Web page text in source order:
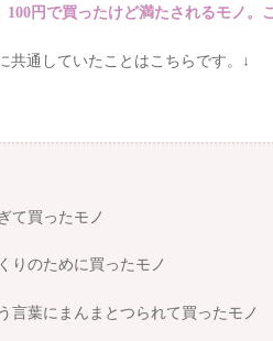
円で買ったけど満たされるモノ。
共通していたことはこちらです。↓
て買ったモノ
のために買ったモノ
葉にまんまとつられて買ったモノ